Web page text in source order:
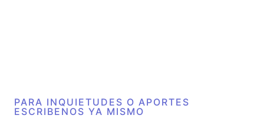
PARA INQUIETUDES O APORTES
ESCRIBENOS YA MISMO